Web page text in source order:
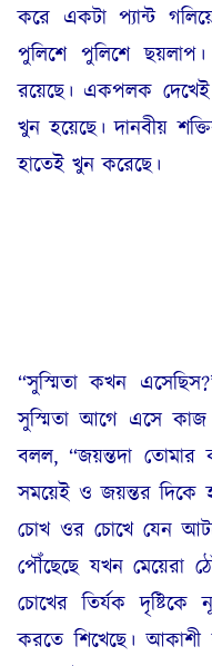
করে একটা প্যান্ট
পুলিশে পুলিশে
রয়েছে। একপলক
খুন হয়েছে। দানবীয়
হাতেই খুন করেছে।
“সুস্মিতা কখন
সুস্মিতা আগে এসে
বলল, “জয়ন্তদা তোমার
সময়েই ও জয়ন্তর দিকে
চোখ ওর চোখে যেন
পৌঁছেছে যখন মেয়েরা
চোখের তির্যক
করতে শিখেছে।